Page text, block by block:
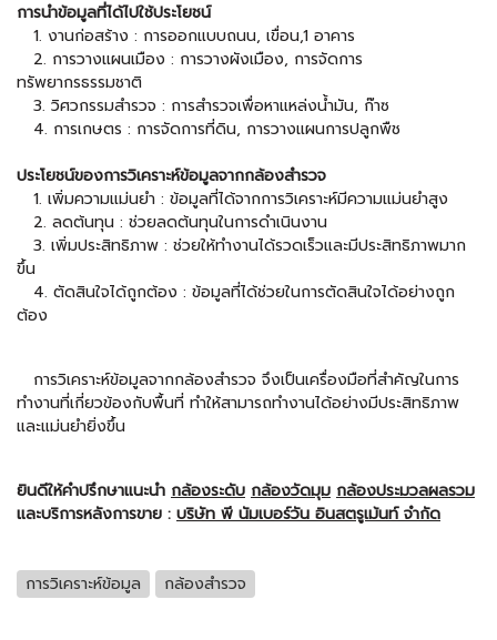
การนำข้อมูลที่ได้ไปใช้ประโยชน์
1. งานก่อสร้าง : การออกแบบถนน, เขื่อน,1 อาคาร
2. การวางแผนเมือง : การวางผังเมือง, การจัดการ
ทรัพยากรธรรมชาติ
3. วิศวกรรมสำรวจ : การสำรวจเพื่อหาแหล่งน้ำมัน, ก๊าซ
4. การเกษตร : การจัดการที่ดิน, การวางแผนการปลูกพืช
ประโยชน์ของการวิเคราะห์ข้อมูลจากกล้องสำรวจ
1. เพิ่มความแม่นยำ : ข้อมูลที่ได้จากการวิเคราะห์มีความแม่นยำสูง
2. ลดต้นทุน : ช่วยลดต้นทุนในการดำเนินงาน
3. เพิ่มประสิทธิภาพ : ช่วยให้ทำงานได้รวดเร็วและมีประสิทธิภาพมาก
ขึ้น
4. ตัดสินใจได้ถูกต้อง : ข้อมูลที่ได้ช่วยในการตัดสินใจได้อย่างถูก
ต้อง
การวิเคราะห์ข้อมูลจากกล้องสำรวจ จึงเป็นเครื่องมือที่สำคัญในการ
ทำงานที่เกี่ยวข้องกับพื้นที่ ทำให้สามารถทำงานได้อย่างมีประสิทธิภาพ
และแม่นยำยิ่งขึ้น
ยินดีให้คำปรึกษาแนะนำ กล้องระดับ กล้องวัดมุม กล้องประมวลผลรวม
และบริการหลังการขาย : บริษัท พี นัมเบอร์วัน อินสตรูเม้นท์ จำกัด
การวิเคราะห์ข้อมูล กล้องสำรวจ